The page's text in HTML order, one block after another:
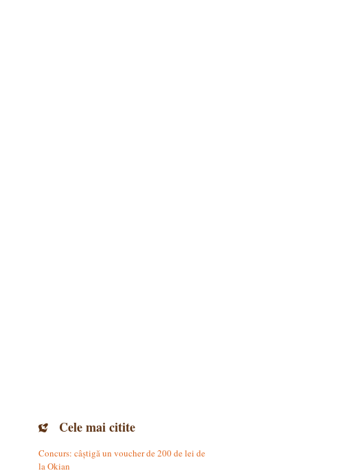
Cele mai citite
Concurs: câștigă un voucher de 200 de lei de
la Okian